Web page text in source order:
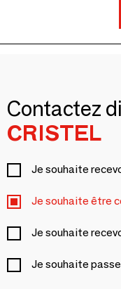
Contactez
CRISTEL
Je souhaite
Je souhaite être
Je souhaite
Je souhaite